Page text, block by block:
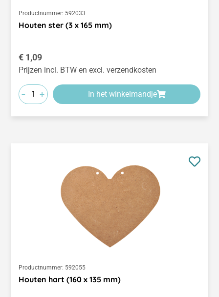
Productnummer: 592033
Houten ster (3 x 165 mm)
Normale prijs:
€ 1,09
Prijzen incl. BTW en excl. verzendkosten
- + In het winkelmandje
Productnummer: 592055
Houten hart (160 x 135 mm)